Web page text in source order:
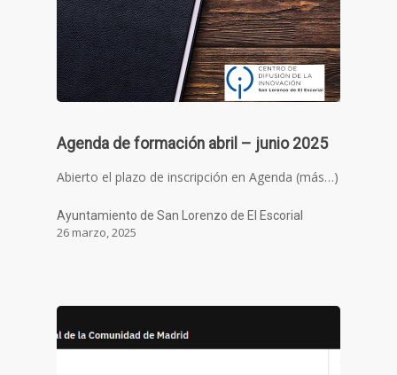
Agenda de formación abril – junio 2025
Abierto el plazo de inscripción en Agenda (más…)
Ayuntamiento de San Lorenzo de El Escorial
26 marzo, 2025